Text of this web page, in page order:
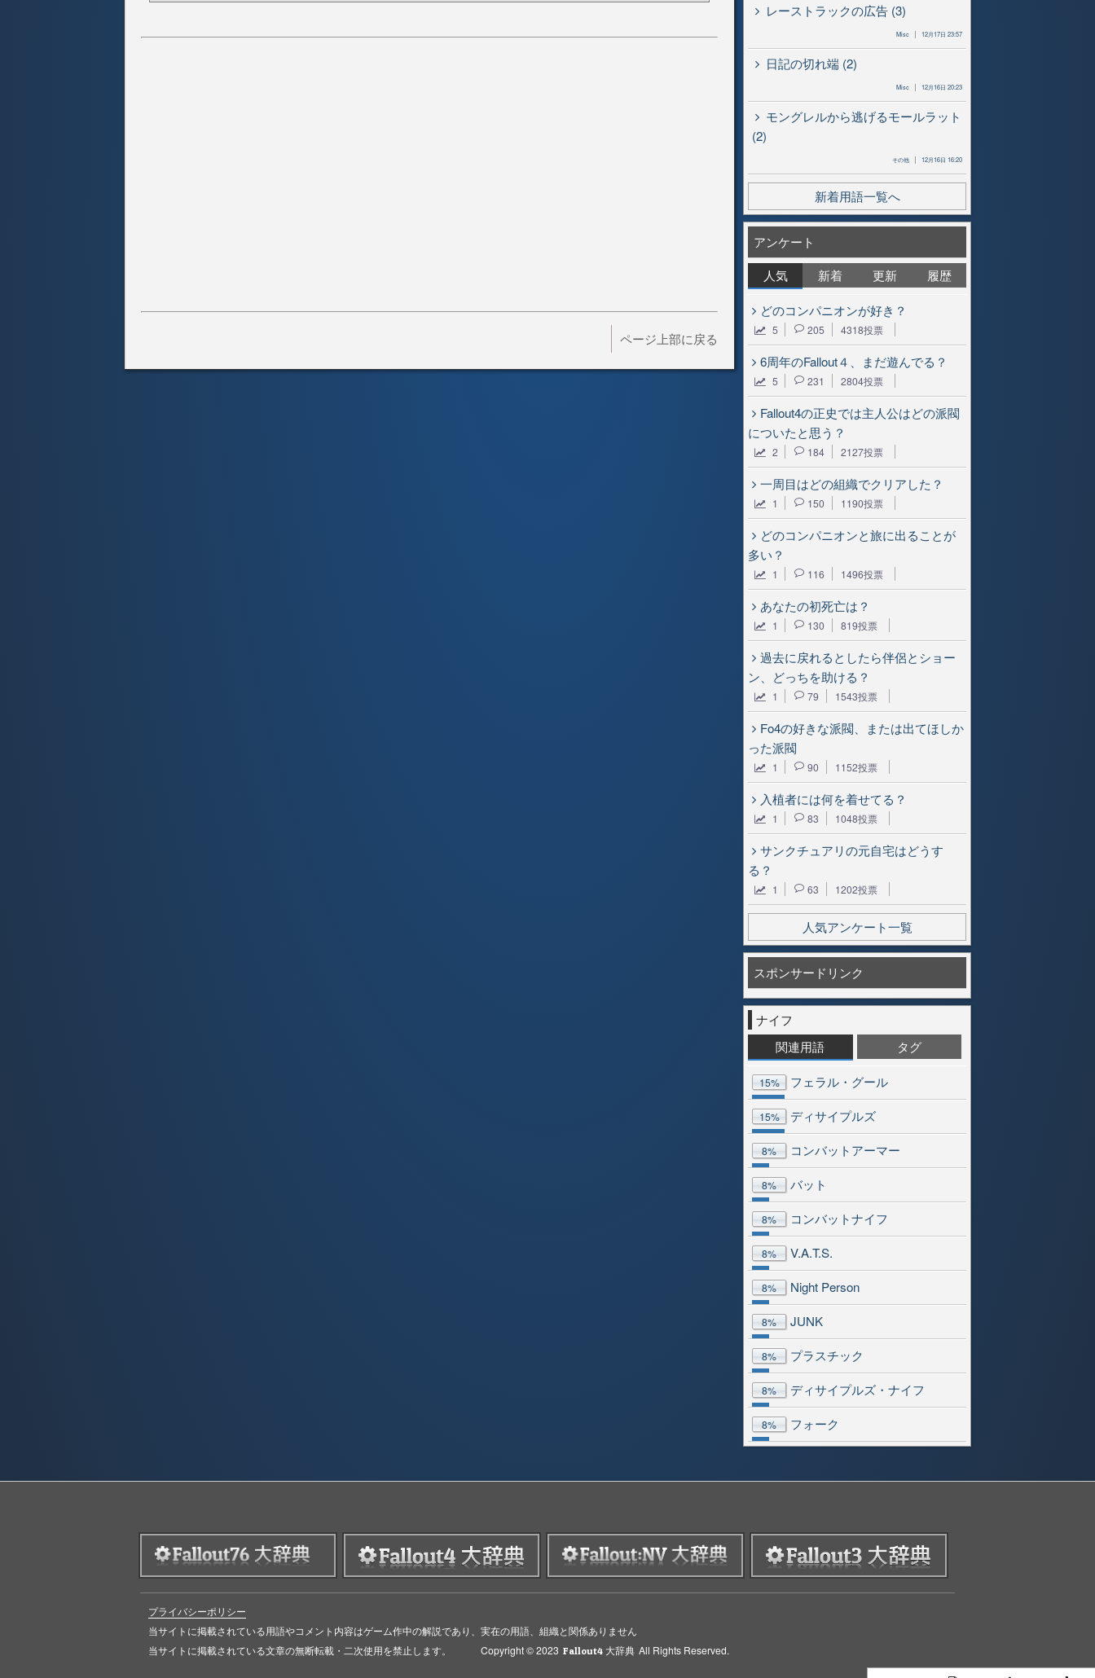
ページ上部に戻る
レーストラックの広告 (3)
Misc 12月17日 23:57
日記の切れ端 (2)
Misc 12月16日 20:23
モングレルから逃げるモールラット
(2)
その他 12月16日 16:20
新着用語一覧へ
アンケート
人気
新着 更新 履歴
どのコンパニオンが好き？
5 205 4318投票
6周年のFallout４、まだ遊んでる？
5 231 2804投票
Fallout4の正史では主人公はどの派閥
についたと思う？
2 184 2127投票
一周目はどの組織でクリアした？
1 150 1190投票
どのコンパニオンと旅に出ることが
多い？
1 116 1496投票
あなたの初死亡は？
1 130 819投票
過去に戻れるとしたら伴侶とショー
ン、どっちを助ける？
1 79 1543投票
Fo4の好きな派閥、または出てほしか
った派閥
1 90 1152投票
入植者には何を着せてる？
1 83 1048投票
サンクチュアリの元自宅はどうす
る？
1 63 1202投票
人気アンケート一覧
スポンサードリンク
ナイフ
関連用語
タグ
15% フェラル・グール
15% ディサイプルズ
8% コンバットアーマー
8% バット
8% コンバットナイフ
8% V.A.T.S.
8% Night Person
8% JUNK
8% プラスチック
8% ディサイプルズ・ナイフ
8% フォーク
プライバシーポリシー
当サイトに掲載されている用語やコメント内容はゲーム作中の解説であり、実在の用語、組織と関係ありません
当サイトに掲載されている文章の無断転載・二次使用を禁止します。 Copyright © 2023 Fallout4 大辞典 All Rights Reserved.